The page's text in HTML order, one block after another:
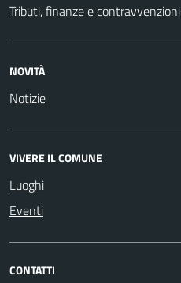
Tributi, finanze e contravvenzioni
NOVITÀ
Notizie
VIVERE IL COMUNE
Luoghi
Eventi
CONTATTI